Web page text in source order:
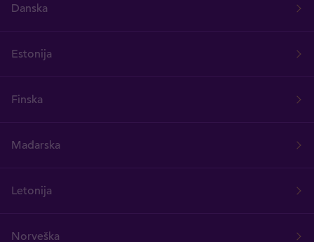
Danska
Estonija
Finska
Mađarska
Letonija
Norveška